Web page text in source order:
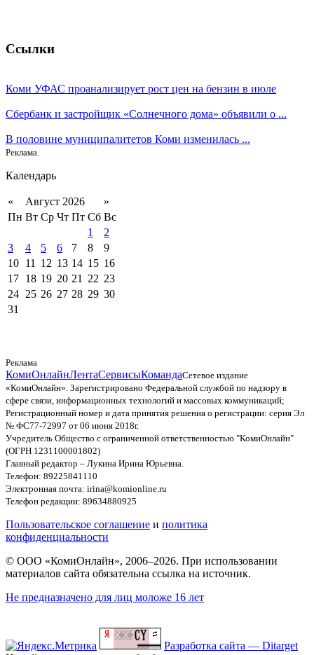
Ссылки
Коми УФАС проанализирует рост цен на бензин в июле
Сбербанк и застройщик «Солнечного дома» объявили о ...
В половине муниципалитетов Коми изменилась ...
Реклама.
Календарь
« Август 2026
»
Пн Вт Ср Чт Пт Сб Вс
1
2
3
4 5 6 7 8
9
10 11 12 13 14 15 16
17 18 19 20 21 22 23
24 25 26 27 28 29 30
31
Реклама
КомиОнлайнЛентаСервисыКомандаСетевое издание
«КомиОнлайн». Зарегистрировано Федеральной службой по надзору в
сфере связи, информационных технологий и массовых коммуникаций;
Регистрационный номер и дата принятия решения о регистрации: серия Эл
№ ФС77-72997 от 06 июня 2018г.
Учредитель Общество с ограниченной ответственностью "КомиОнлайн"
(ОГРН 1231100001802)
Главный редактор – Лукина Ирина Юрьевна.
Телефон: 89225841110
Электронная почта: irina@komionline.ru
Телефон редакции: 89634880925
Пользовательское соглашение и политика
конфиденциальности
© ООО «КомиОнлайн», 2006–2026. При использовании
материалов сайта обязательна ссылка на источник.
Не предназначено для лиц моложе 16 лет
Разработка сайта — Ditarget